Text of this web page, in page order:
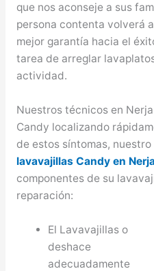
que nos aconseje a sus
persona contenta volverá
mejor garantía hacia el
tarea de arreglar
actividad.
Nuestros técnicos en
Candy localizando
de estos síntomas, nuestro
lavavajillas Candy en
componentes de su
reparación:
El Lavavajillas o
deshace
adecuadamente